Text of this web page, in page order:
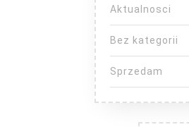
Aktualnosci
Bez kategorii
Sprzedam